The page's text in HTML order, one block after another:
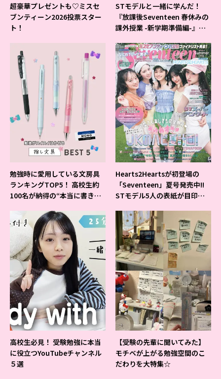
超豪華プレゼントも♡ミスセ
ブンティーン2026投票スター
ト！
STモデルと一緒に学んだ！
『放課後Seventeen 春休みの
課外授業 -新学期準備編-』イ
勉強時に愛用している文房具
ランキングTOP5！ 高校生約
100名が納得の“本当に書きや
Hearts2Heartsが初登場の
「Seventeen」夏号発売中!!
STモデル5人の表紙が目印だ
高校生必見！ 受験勉強に本当
に役立つYouTubeチャンネル
５選
【受験の先輩に聞いてみた】
モチベが上がる勉強空間のこ
だわりを大特集☆